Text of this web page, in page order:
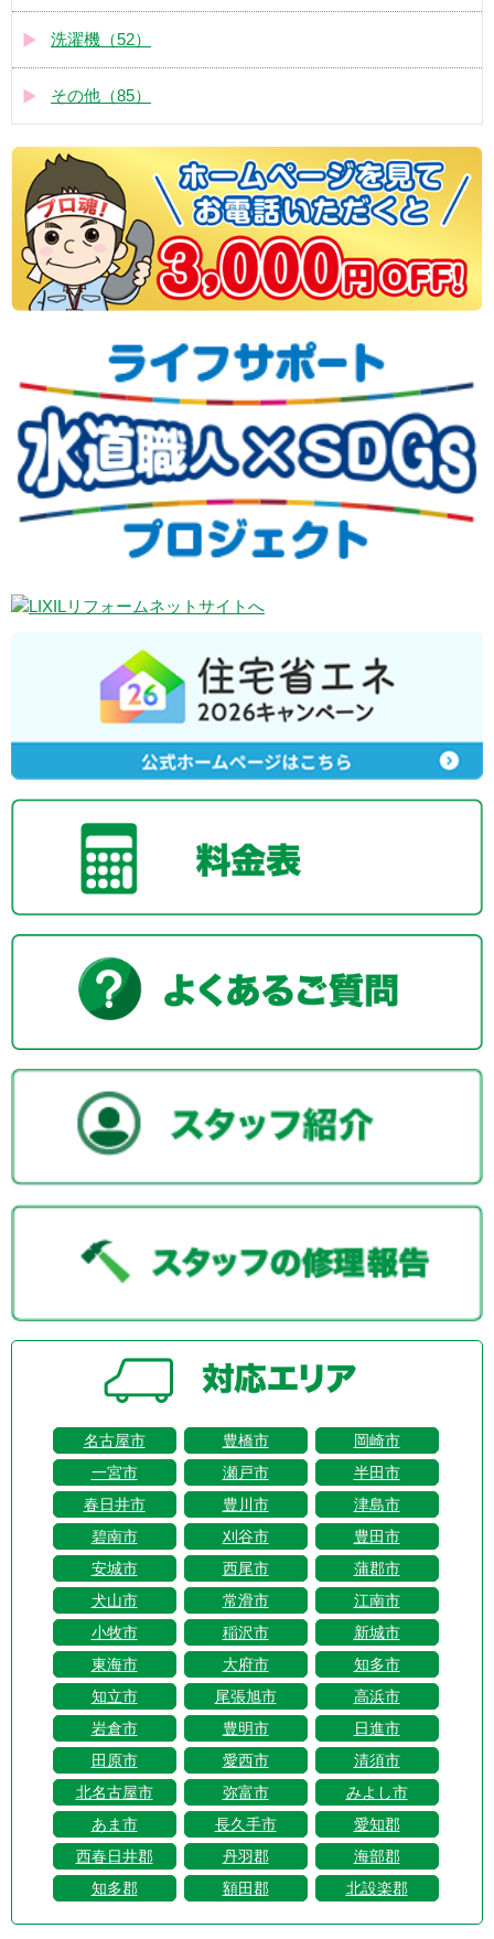
洗濯機（52）
その他（85）
名古屋市 豊橋市
岡崎市
一宮市
瀬戸市
半田市
春日井市
豊川市
津島市
碧南市
刈谷市
豊田市
安城市
西尾市
蒲郡市
犬山市
常滑市
江南市
小牧市
稲沢市
新城市
東海市
大府市
知多市
知立市
尾張旭市
高浜市
岩倉市
豊明市
日進市
田原市
愛西市
清須市
北名古屋市
弥富市
みよし市
あま市
長久手市
愛知郡
西春日井郡
丹羽郡
海部郡
知多郡
額田郡 北設楽郡